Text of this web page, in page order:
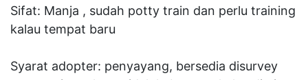
Sifat: Manja , sudah potty train dan perlu training
kalau tempat baru
Syarat adopter: penyayang, bersedia disurvey